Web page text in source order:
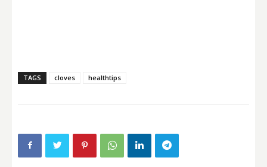
TAGS cloves healthtips